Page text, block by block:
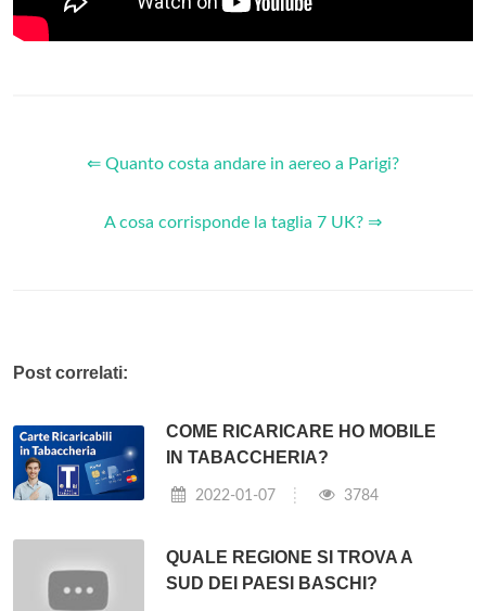
⇐ Quanto costa andare in aereo a Parigi?
A cosa corrisponde la taglia 7 UK? ⇒
Post correlati:
COME RICARICARE HO MOBILE
IN TABACCHERIA?
2022-01-07 3784
QUALE REGIONE SI TROVA A
SUD DEI PAESI BASCHI?